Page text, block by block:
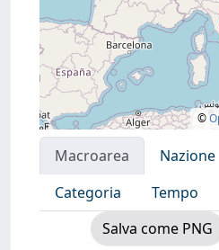
©
Macroarea Nazione
Categoria
Tempo
Salva come PNG